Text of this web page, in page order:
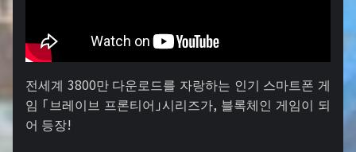
전세계 3800만 다운로드를 자랑하는 인기 스마트폰 게
임 「브레이브 프론티어」시리즈가, 블록체인 게임이 되
어 등장!